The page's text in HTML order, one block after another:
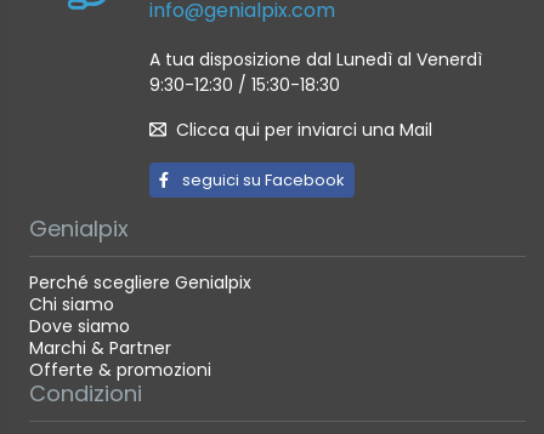
info@genialpix.com
A tua disposizione dal Lunedì al Venerdì
9:30-12:30 / 15:30-18:30
Clicca qui per inviarci una Mail
seguici su Facebook
Genialpix
Perché scegliere Genialpix
Chi siamo
Dove siamo
Marchi & Partner
Offerte & promozioni
Condizioni